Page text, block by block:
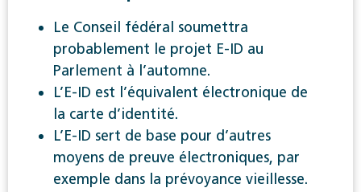
Le Conseil fédéral soumettra
probablement le projet E-ID au
Parlement à l’automne.
L’E-ID est l’équivalent électronique de
la carte d’identité.
L’E-ID sert de base pour d’autres
moyens de preuve électroniques, par
exemple dans la prévoyance vieillesse.